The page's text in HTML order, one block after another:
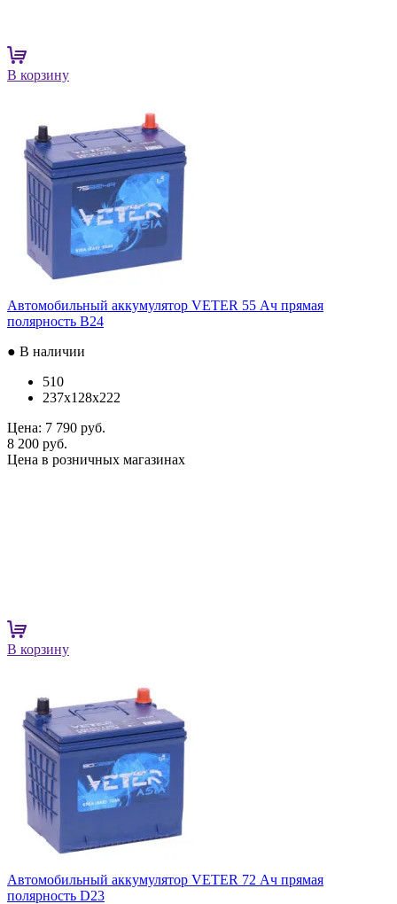
В корзину
Автомобильный аккумулятор VETER 55 Ач прямая
полярность B24
● В наличии
510
237x128x222
Цена: 7 790 руб.
8 200 руб.
Цена в розничных магазинах
В корзину
Автомобильный аккумулятор VETER 72 Ач прямая
полярность D23